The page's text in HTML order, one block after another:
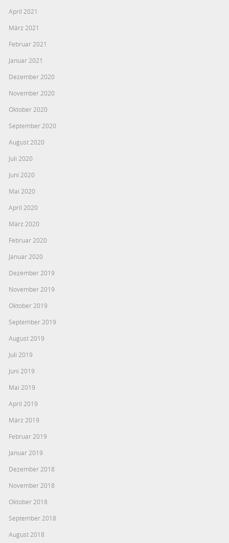
April 2021
März 2021
Februar 2021
Januar 2021
Dezember 2020
November 2020
Oktober 2020
September 2020
August 2020
Juli 2020
Juni 2020
Mai 2020
April 2020
März 2020
Februar 2020
Januar 2020
Dezember 2019
November 2019
Oktober 2019
September 2019
August 2019
Juli 2019
Juni 2019
Mai 2019
April 2019
März 2019
Februar 2019
Januar 2019
Dezember 2018
November 2018
Oktober 2018
September 2018
August 2018